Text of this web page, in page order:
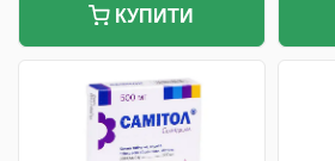
КУПИТИ